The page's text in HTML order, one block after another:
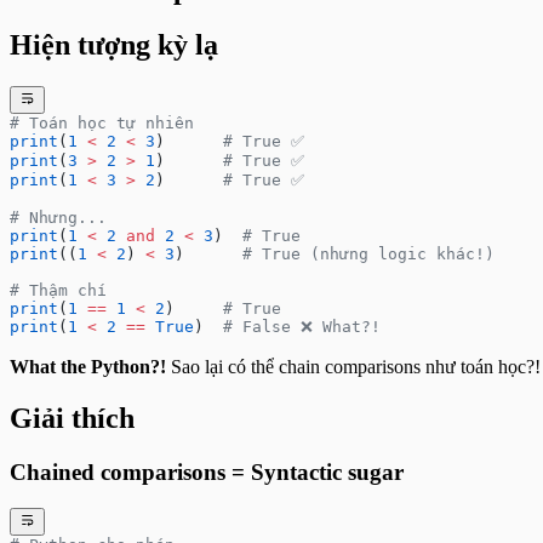
Bài tập Recursion - Nâng cao
Bài tập Exception Handling - Cơ bản
Bài tập File Operations - Nâng cao
Bài tập CSV - Cơ bản
Bài tập CSV - Nâng cao
Bài tập Enumerate & Zip - Cơ bản
Bài tập Modules - Cơ bản
Bài tập Modules - Nâng cao
Hiện tượng kỳ lạ
# Toán học tự nhiên
print ( 1 < 2 < 3 ) # True ✅
print (3 > 2 > 1 ) # True ✅
print ( 1 < 3 > 2 ) # True ✅
# Nhưng...
print ( 1 < 2 and 2 < 3 ) # True
print (( 1 < 2 ) < 3 ) # True (nhưng logic khác!)
# Thậm chí
print ( 1 == 1 < 2 ) # True
print ( 1 < 2 == True ) # False ❌ What?!
What the Python?! Sao lại có thể chain comparisons như toán
Giải thích
Chained comparisons = Syntactic sugar